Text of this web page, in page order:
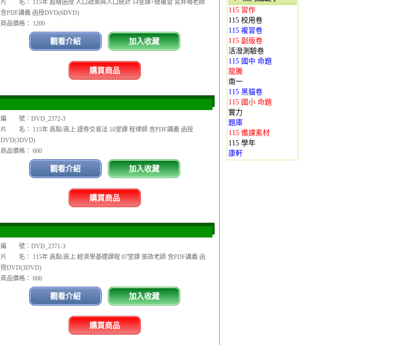
片 名： 115年 超級函授 人口政策與人口統計 14堂課+總複習 宮井鳴老師
含PDF講義 函授DVD(6DVD)
商品價格： 1200
觀看介紹 加入收藏
購買商品
編 號：DVD_2372-3
片 名： 115年 高點/高上 證券交易法 10堂課 程律師 含PDF講義 函授
DVD(3DVD)
商品價格： 600
觀看介紹 加入收藏
購買商品
編 號：DVD_2371-3
片 名： 115年 高點/高上 經濟學基礎課程 07堂課 張政老師 含PDF講義 函
授DVD(3DVD)
商品價格： 600
觀看介紹 加入收藏
購買商品
115 習作
115 校用卷
115 複習卷
115 副版卷
活潑測驗卷
115 國中 命題
龍騰
南一
115 黑貓卷
115 國小 命題
實力
題庫
115 備課素材
115 學年
康軒